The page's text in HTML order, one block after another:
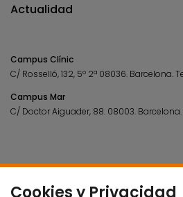
Cookies y Privacidad
Actualidad
Campus Clínic
C/ Rosselló, 132, 5º 2ª 08036. Barcelona.
Campus Mar
C/ Doctor Aiguader, 88. 08003. Barcelona.